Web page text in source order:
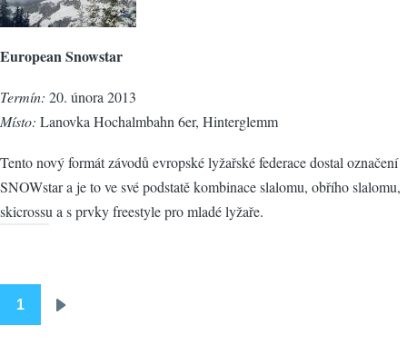
European Snowstar
Termín: 20. února 2013
Místo: Lanovka Hochalmbahn 6er, Hinterglemm
Tento nový formát závodů evropské lyžařské federace dostal označení
SNOWstar a je to ve své podstatě kombinace slalomu, obřího slalomu,
skicrossu a s prvky freestyle pro mladé lyžaře.
Pagination
1